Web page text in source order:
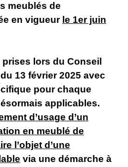
meublés de
en vigueur le 1er juin
lors du Conseil
13 février 2025 avec
pour chaque
applicables.
d’usage d’un
en meublé de
l’objet d’une
via une démarche à